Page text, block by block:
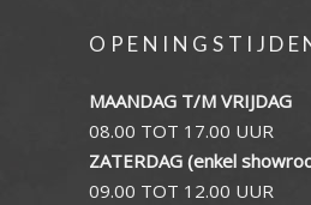
MAANDAG T/M VRIJDAG
08.00 TOT 17.00 UUR
ZATERDAG (enkel
09.00 TOT 12.00 UUR